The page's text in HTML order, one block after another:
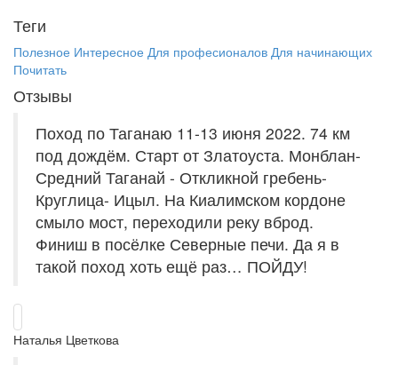
Теги
Полезное Интересное Для професионалов Для начинающих
Почитать
Отзывы
Поход по Таганаю 11-13 июня 2022. 74 км
под дождём. Старт от Златоуста. Монблан-
Средний Таганай - Откликной гребень-
Круглица- Ицыл. На Киалимском кордоне
смыло мост, переходили реку вброд.
Финиш в посёлке Северные печи. Да я в
такой поход хоть ещё раз… ПОЙДУ!
Наталья Цветкова